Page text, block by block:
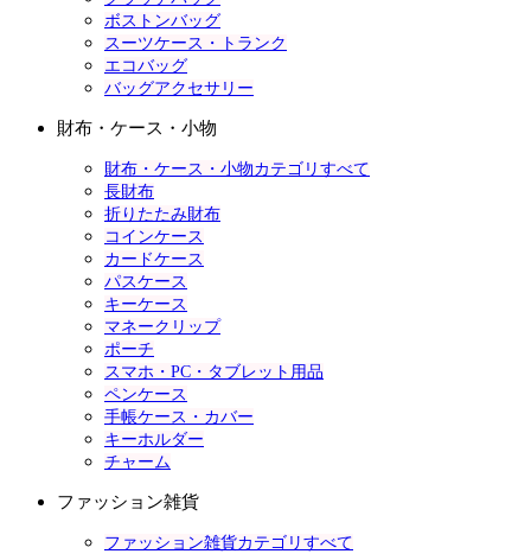
ボストンバッグ
スーツケース・トランク
エコバッグ
バッグアクセサリー
財布・ケース・小物
財布・ケース・小物カテゴリすべて
長財布
折りたたみ財布
コインケース
カードケース
パスケース
キーケース
マネークリップ
ポーチ
スマホ・PC・タブレット用品
ペンケース
手帳ケース・カバー
キーホルダー
チャーム
ファッション雑貨
ファッション雑貨カテゴリすべて